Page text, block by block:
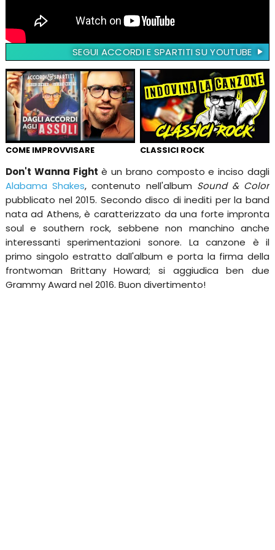
SEGUI ACCORDI E SPARTITI SU YOUTUBE
COME IMPROVVISARE CLASSICI ROCK
Don't Wanna Fight è un brano composto e inciso dagli
Alabama Shakes, contenuto nell'album Sound & Color
pubblicato nel 2015. Secondo disco di inediti per la band
nata ad Athens, è caratterizzato da una forte impronta
soul e southern rock, sebbene non manchino anche
interessanti sperimentazioni sonore. La canzone è il
primo singolo estratto dall'album e porta la firma della
frontwoman Brittany Howard; si aggiudica ben due
Grammy Award nel 2016. Buon divertimento!